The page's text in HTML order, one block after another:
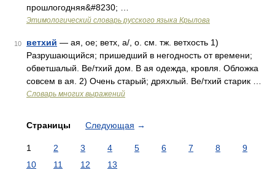
прошлогодняя&#8230; …
Этимологический словарь русского языка Крылова
10 ветхий — ая, ое; ветх, а/, о. см. тж. ветхость 1)
Разрушающийся; пришедший в негодность от времени;
обветшалый. Ве/тхий дом. В ая одежда, кровля. Обложка
совсем в ая. 2) Очень старый; дряхлый. Ве/тхий старик …
Словарь многих выражений
Страницы Следующая →
1 2 3 4 5 6 7 8
9
10
11 12 13